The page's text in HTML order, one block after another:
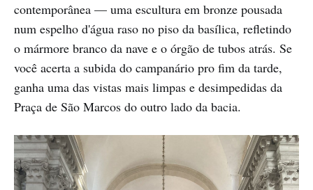
contemporânea — uma escultura em bronze pousada
num espelho d'água raso no piso da basílica, refletindo
o mármore branco da nave e o órgão de tubos atrás. Se
você acerta a subida do campanário pro fim da tarde,
ganha uma das vistas mais limpas e desimpedidas da
Praça de São Marcos do outro lado da bacia.